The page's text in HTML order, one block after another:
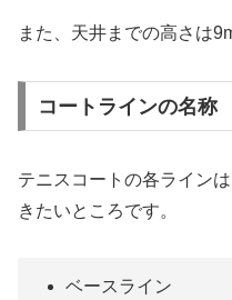
また、天井までの高さは
コートラインの名称
テニスコートの各ライン
きたいところです。
ベースライン